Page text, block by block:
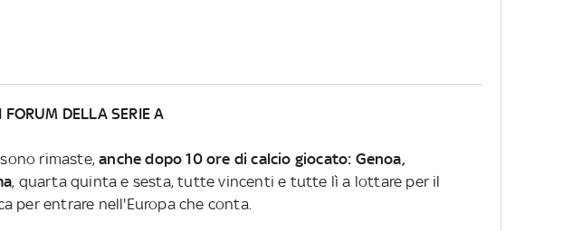
DELLA SERIE A
rimaste,anche dopo 10 ore di calcio giocato: Genoa,
, quarta quinta e sesta, tutte vincenti e tutte lì a lottare per il
per entrare nell'Europa che conta.